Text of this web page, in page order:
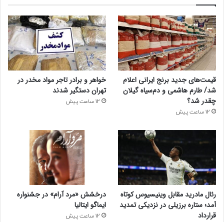
قیمت‌های جدید برنج ایرانی اعلام
شد/ طارم هاشمی و دم‌سیاه گیلان
چقدر شد؟
12 ساعت پیش
خواهر و برادر تاجر مواد مخدر در
تهران دستگیر شدند
12 ساعت پیش
رئال مادرید مقابل وینیسیوس کوتاه
آمد؛ ستاره برزیلی در نزدیکی تمدید
قرارداد
درخشش «مرد آرام» در جشنواره
ایماگو ایتالیا
12 ساعت پیش